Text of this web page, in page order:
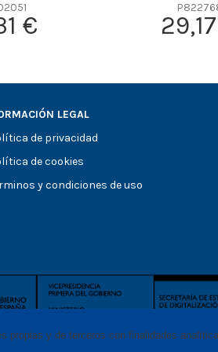
€
LEGAL
de privacidad
de cookies
y condiciones de uso
propias y de terceros con finalidades